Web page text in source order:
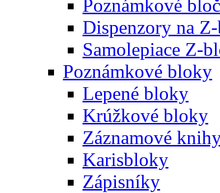
Poznámkové
Dispenzory na
Samolepiace Z-
Poznámkové bloky
Lepené bloky
Krúžkové bloky
Záznamové
Karisbloky
Zápisníky